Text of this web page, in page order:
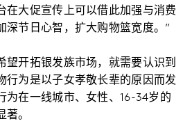
在大促宣传上可以借此加强与消费
深节日心智，扩大购物篮宽度。”
望开拓银发族市场，就需要认识到
行为是以子女孝敬长辈的原因而发
为在一线城市、女性、16-34岁的
著。